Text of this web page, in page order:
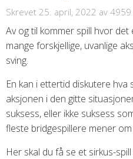
Skrevet 25. april, 2022 av 4959
Av og til kommer spill hvor
mange forskjellige, uvanlige
sving.
En kan i ettertid diskutere
aksjonen i den gitte
suksess, eller ikke suksess
fleste bridgespillere mener om
Her skal du få se et sirkus-